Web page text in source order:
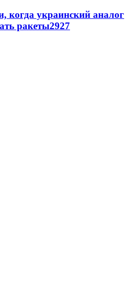
когда украинский аналог
ракеты2927